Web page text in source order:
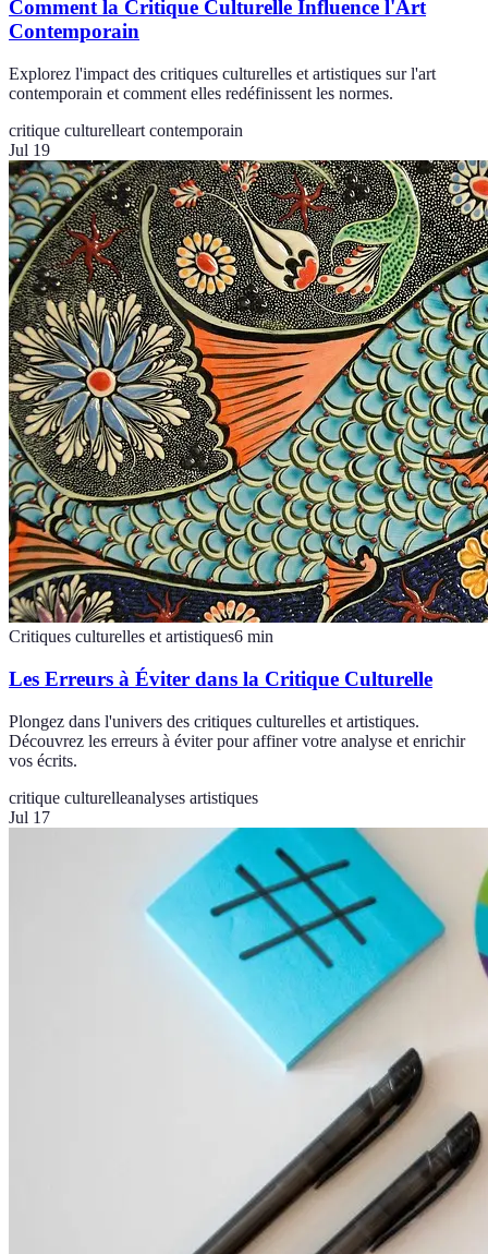
Comment la Critique Culturelle Influence l'Art
Contemporain
Explorez l'impact des critiques culturelles et artistiques sur l'art
contemporain et comment elles redéfinissent les normes.
critique culturelleart contemporain
Jul 19
Critiques culturelles et artistiques6 min
Les Erreurs à Éviter dans la Critique Culturelle
Plongez dans l'univers des critiques culturelles et artistiques.
Découvrez les erreurs à éviter pour affiner votre analyse et enrichir
vos écrits.
critique culturelleanalyses artistiques
Jul 17